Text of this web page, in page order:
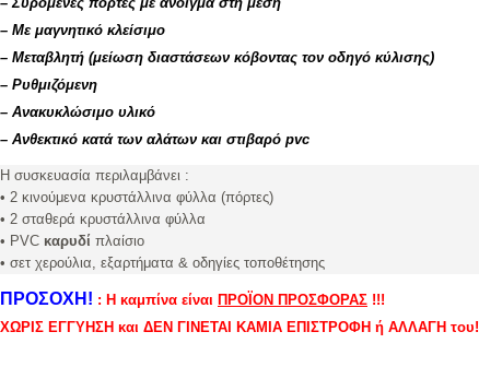
– Με μαγνητικό κλείσιμο
– Μεταβλητή (μείωση διαστάσεων κόβοντας τον οδηγό κύλισης)
– Ρυθμιζόμενη
– Ανακυκλώσιμο υλικό
– Ανθεκτικό κατά των αλάτων και στιβαρό pvc
Η συσκευασία περιλαμβάνει :
• 2 κινούμενα κρυστάλλινα φύλλα (πόρτες)
• 2 σταθερά κρυστάλλινα φύλλα
• PVC καρυδί πλαίσιο
• σετ χερούλια, εξαρτήματα & οδηγίες τοποθέτησης
ΠΡΟΣΟΧΗ! : Η καμπίνα είναι ΠΡΟΪΟΝ ΠΡΟΣΦΟΡΑΣ !!!
ΧΩΡΙΣ ΕΓΓΥΗΣΗ και ΔΕΝ ΓΙΝΕΤΑΙ ΚΑΜΙΑ ΕΠΙΣΤΡΟΦΗ ή ΑΛΛΑΓΗ του!